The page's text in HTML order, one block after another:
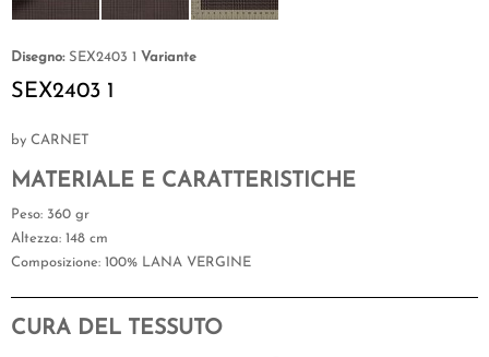
Disegno: SEX2403 1 Variante
SEX2403 1
by CARNET
MATERIALE E CARATTERISTICHE
Peso: 360 gr
Altezza: 148 cm
Composizione: 100% LANA VERGINE
CURA DEL TESSUTO